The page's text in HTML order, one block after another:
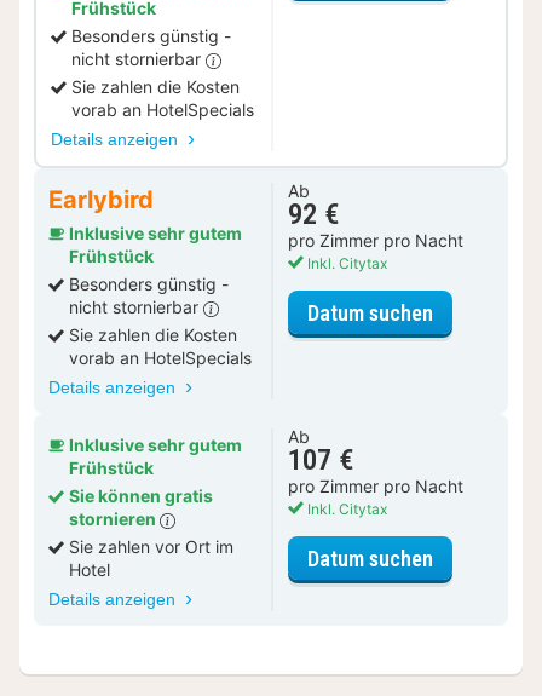
Frühstück
Besonders günstig -
nicht stornierbar
Sie zahlen die Kosten
vorab an HotelSpecials
Details anzeigen
Earlybird
Inklusive sehr gutem
Frühstück
Besonders günstig -
nicht stornierbar
Sie zahlen die Kosten
vorab an HotelSpecials
Details anzeigen
Ab
92 €
pro Zimmer pro Nacht
Inkl. Citytax
Datum suchen
Inklusive sehr gutem
Frühstück
Sie können gratis
stornieren
Sie zahlen vor Ort im
Hotel
Details anzeigen
Ab
107 €
pro Zimmer pro Nacht
Inkl. Citytax
Datum suchen